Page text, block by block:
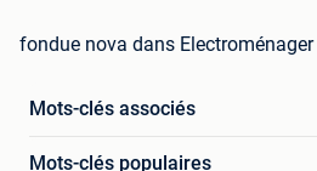
fondue nova dans Electroménager
Mots-clés associés
Mots-clés populaires